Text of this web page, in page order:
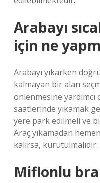
Arabayı
için ne
Arabayı yıkarken
kalmayan bir alan
önlenmesine
saatlerinde yıkamak
yere park edilmeli ve
Araç yıkamadan
kalırsa, kurutulmalıdır.
Miflonlu